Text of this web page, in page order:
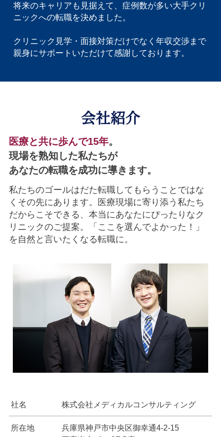
将来のキャリアも見据えて、症例数が多い大手クリ
ニックへの転職を決めました。
クリニック見学・面接対策だけでなく年収交渉まで
親身にサポートいただけて感謝しております。
会社紹介
医療と共に歩んで15年。
現場を熟知した私たちが
あなたの転職を成功に導きます。
私たちのゴールはだた転職してもらうことではな
くその先にあります。医療現場に寄り添う私たち
だからこそできる、本当にあなたにぴったりなク
リニックのご提案。「ここを選んでよかった！」
を自然と言いたくなる転職に。
社名 株式会社メディカルコンサルティング
所在地
兵庫県神戸市中央区御幸通4-2-15